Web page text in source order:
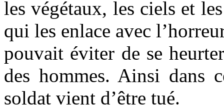
les végétaux, les ciels et
qui les enlace avec
pouvait éviter de se
des hommes. Ainsi dans
soldat vient d’être tué.